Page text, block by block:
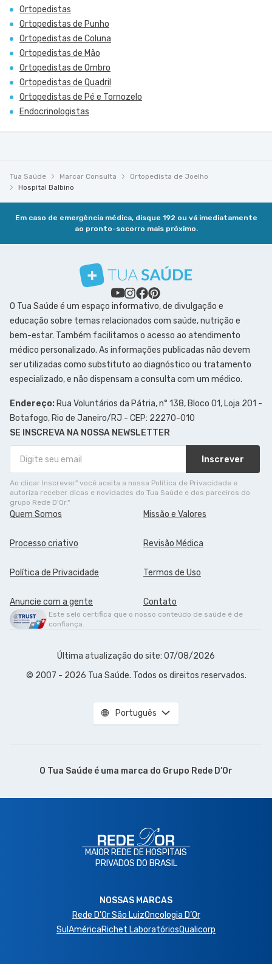
Ortopedistas
Ortopedistas de Punho
Ortopedistas de Coluna
Ortopedistas de Mão
Ortopedistas de Ombro
Ortopedistas de Quadril
Ortopedistas de Pé e Tornozelo
Endocrinologistas
Tua Saúde Marcar Consulta
Ortopedista de Joelho
Hospital Balbino
Em caso de emergência médica, disque 192 ou vá imediatamente
ao pronto-socorro mais próximo.
O Tua Saúde é um espaço informativo, de divulgação e
educação sobre temas relacionados com saúde, nutrição e
bem-estar. Também facilitamos o acesso ao atendimento
médico personalizado. As informações publicadas não devem
ser utilizadas como substituto ao diagnóstico ou tratamento
especializado, e não dispensam a consulta com um médico.
Endereço: Rua Voluntários da Pátria, n° 138, Bloco 01, Loja 201 -
Botafogo, Rio de Janeiro/RJ - CEP: 22270-010
SE INSCREVA NA NOSSA NEWSLETTER
Inscrever
Ao clicar Inscrever" você aceita a nossa Política de Privacidade e
autoriza receber dicas e novidades do Tua Saúde e dos parceiros do
grupo Rede D'Or."
Quem Somos Missão e Valores
Processo criativo Revisão Médica
Política de Privacidade Termos de Uso
Anuncie com a gente Contato
Este selo certifica que o nosso conteúdo de saúde é de
confiança.
Última atualização do site: 07/08/2026
© 2007 - 2026 Tua Saúde. Todos os direitos reservados.
Português
O Tua Saúde é uma marca do Grupo Rede D’Or
MAIOR REDE DE HOSPITAIS
PRIVADOS DO BRASIL
NOSSAS MARCAS
Rede D'Or São LuizOncologia D’Or
SulAméricaRichet LaboratóriosQualicorp